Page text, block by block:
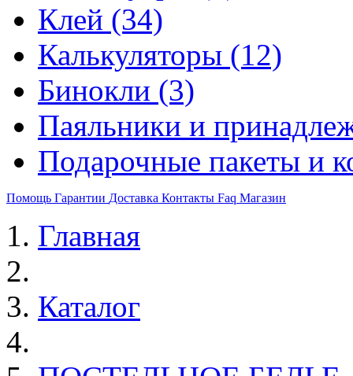
Клей (34)
Калькуляторы (12)
Бинокли (3)
Паяльники и
Подарочные пакеты и
Помощь Гарантии Доставка Контакты Faq Магазин
Главная
Каталог